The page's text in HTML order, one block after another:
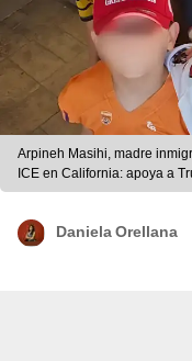
Arpineh Masihi, madre
ICE en California: apoya a
Daniela Orellana